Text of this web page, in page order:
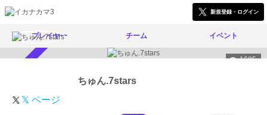
新規登録・ログイン
プレイヤー チーム イベント
1685
ちゅん.7stars
𝕏 ページ